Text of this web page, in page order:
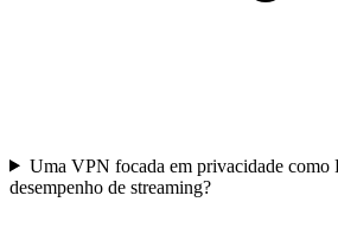
Uma VPN focada em privacidade
desempenho de streaming?